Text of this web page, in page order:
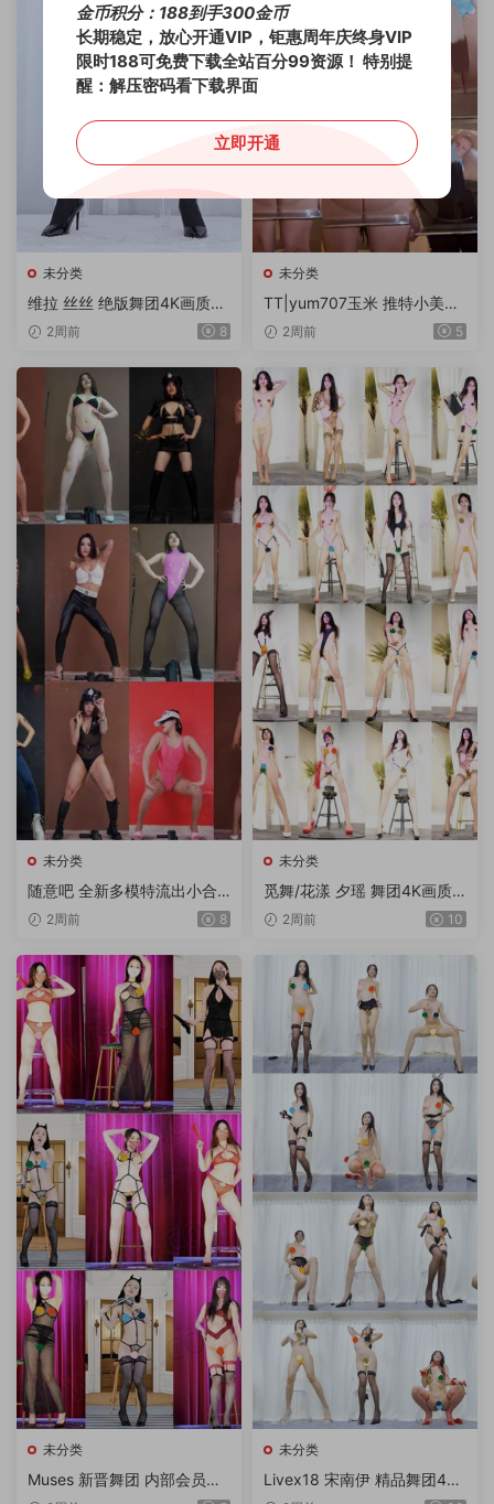
未分类
维拉 丝丝 绝版舞团4K画质流
出专版 18V/10G
2周前 8
未分类
TT|yum707玉米 推特小美女
世界杯主题-2-乖男孩会得到
2周前 5
未分类
随意吧 全新多模特流出小合
集 12V/1.75G
2周前 8
未分类
觅舞/花漾 夕瑶 舞团4K画质
多角度流出版 3期 15V/9.85
2周前 10
未分类
Muses 新晋舞团 内部会员流
未分类
Livex18 宋南伊 精品舞团4K
金币积分：188到手300金币
长期稳定，放心开通VIP，钜惠周年庆终身VIP
限时188可免费下载全站百分99资源！ 特别提
醒：解压密码看下载界面
立即开通